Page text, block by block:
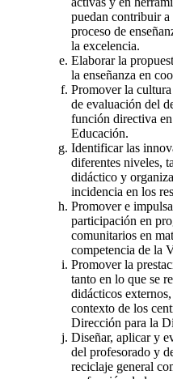
puedan contribuir
proceso de
la excelencia.
Elaborar la
la enseñanza en
Promover la
de evaluación del
función directiva
Educación.
Identificar las
diferentes niveles,
didáctico y
incidencia en los
Promover e
participación en
comunitarios en
competencia de la
Promover la
tanto en lo que se
didácticos
contexto de los
Dirección para la
Diseñar, aplicar y
del profesorado y
reciclaje general